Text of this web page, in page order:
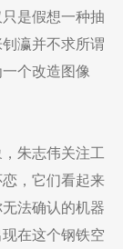
是假想一种抽
瀛并不求所谓
个改造图像
朱志伟关注工
，它们看起来
法确认的机器
在这个钢铁空